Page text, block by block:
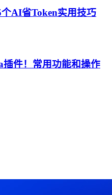
AI省Token实用技巧
件！常用功能和操作